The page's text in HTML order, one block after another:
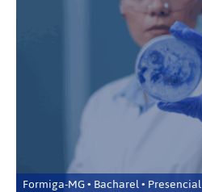
Formiga-MG • Bacharel • Presencial